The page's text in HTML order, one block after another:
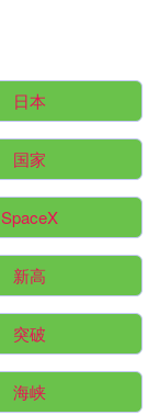
日本
国家
SpaceX
新高
突破
海峡